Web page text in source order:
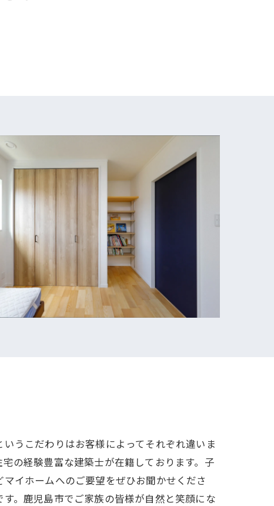
うこだわりはお客様によってそれぞれ違いま
の経験豊富な建築士が在籍しております。子
イホームへのご要望をぜひお聞かせくださ
。鹿児島市でご家族の皆様が自然と笑顔にな